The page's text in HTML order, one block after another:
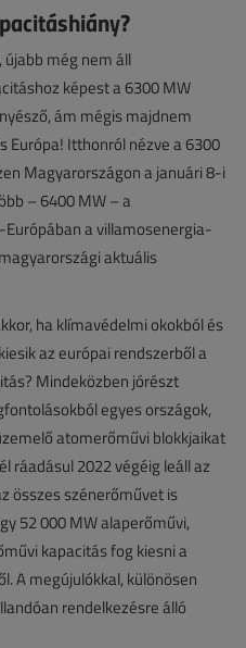
újabb még nem áll
képest a 6300 MW
ám mégis majdnem
Európa! Itthonról nézve a 6300
Magyarországon a januári 8-i
– 6400 MW – a
a villamosenergia-
aktuális
ha klímavédelmi okokból és
az európai rendszerből a
Mindeközben jórészt
egyes országok,
atomerőművi blokkjaikat
ráadásul 2022 végéig leáll az
összes szénerőművet is
52 000 MW alaperőművi,
kapacitás fog kiesni a
A megújulókkal, különösen
rendelkezésre álló